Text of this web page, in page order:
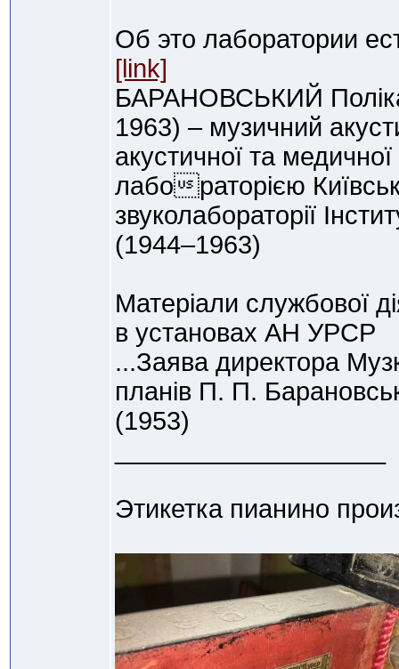
Об это лаборатории
[link]
БАРАНОВСЬКИЙ
1963) – музичний
акустичної та
лабораторією
звуколабораторії
(1944–1963)
Матеріали службової
в установах АН УРСР
...Заява директора
планів П. П.
(1953)
Этикетка пианино